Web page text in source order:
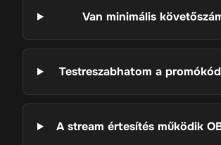
Van minimális
Testreszabhatom a
A stream értesítés működik